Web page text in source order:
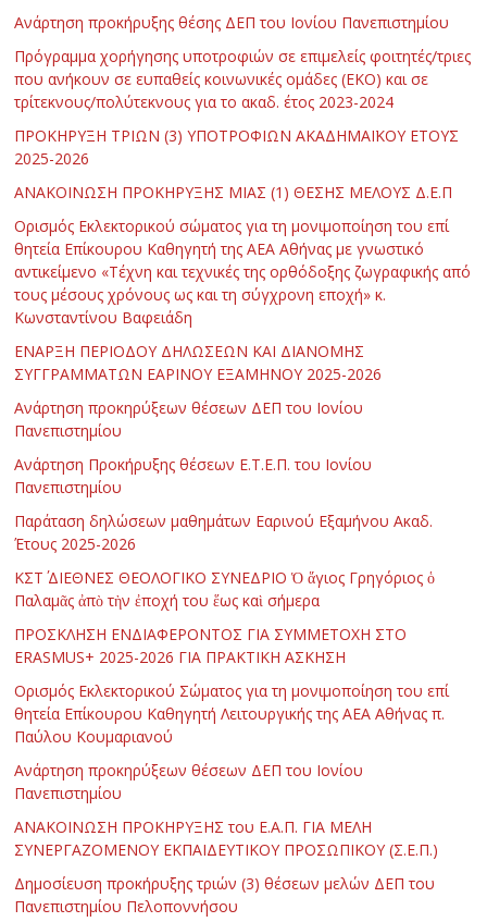
Ανάρτηση προκήρυξης θέσης ΔΕΠ του Ιονίου Πανεπιστημίου
Πρόγραμμα χορήγησης υποτροφιών σε επιμελείς φοιτητές/τριες
που ανήκουν σε ευπαθείς κοινωνικές ομάδες (ΕΚΟ) και σε
τρίτεκνους/πολύτεκνους για το ακαδ. έτος 2023-2024
ΠΡΟΚΗΡΥΞΗ ΤΡΙΩΝ (3) ΥΠΟΤΡΟΦΙΩΝ ΑΚΑΔΗΜΑΪΚΟΥ ΕΤΟΥΣ
2025-2026
ΑΝΑΚΟΙΝΩΣΗ ΠΡΟΚΗΡΥΞΗΣ ΜΙΑΣ (1) ΘΕΣΗΣ ΜΕΛΟΥΣ Δ.Ε.Π
Ορισμός Εκλεκτορικού σώματος για τη μονιμοποίηση του επί
θητεία Επίκουρου Καθηγητή της ΑΕΑ Αθήνας με γνωστικό
αντικείμενο «Τέχνη και τεχνικές της ορθόδοξης ζωγραφικής από
τους μέσους χρόνους ως και τη σύγχρονη εποχή» κ.
Κωνσταντίνου Βαφειάδη
ΕΝΑΡΞΗ ΠΕΡΙΟΔΟΥ ΔΗΛΩΣΕΩΝ ΚΑΙ ΔΙΑΝΟΜΗΣ
ΣΥΓΓΡΑΜΜΑΤΩΝ ΕΑΡΙΝΟΥ ΕΞΑΜΗΝΟΥ 2025-2026
Ανάρτηση προκηρύξεων θέσεων ΔΕΠ του Ιονίου
Πανεπιστημίου
Ανάρτηση Προκήρυξης θέσεων Ε.Τ.Ε.Π. του Ιονίου
Πανεπιστημίου
Παράταση δηλώσεων μαθημάτων Εαρινού Εξαμήνου Ακαδ.
Έτους 2025-2026
ΚΣΤ΄ ΔΙΕΘΝΕΣ ΘΕΟΛΟΓΙΚΟ ΣΥΝΕΔΡΙΟ Ὁ ἅγιος Γρηγόριος ὁ
Παλαμᾶς ἀπὸ τὴν ἐποχή του ἕως καὶ σήμερα
ΠΡΟΣΚΛΗΣΗ ΕΝΔΙΑΦΕΡΟΝΤΟΣ ΓΙΑ ΣΥΜΜΕΤΟΧΗ ΣΤΟ
ERASMUS+ 2025-2026 ΓΙΑ ΠΡΑΚΤΙΚΗ ΑΣΚΗΣΗ
Ορισμός Εκλεκτορικού Σώματος για τη μονιμοποίηση του επί
θητεία Επίκουρου Καθηγητή Λειτουργικής της ΑΕΑ Αθήνας π.
Παύλου Κουμαριανού
Ανάρτηση προκηρύξεων θέσεων ΔΕΠ του Ιονίου
Πανεπιστημίου
ΑΝΑΚΟΙΝΩΣΗ ΠΡΟΚΗΡΥΞΗΣ του Ε.Α.Π. ΓΙΑ ΜΕΛΗ
ΣΥΝΕΡΓΑΖΟΜΕΝΟΥ ΕΚΠΑΙΔΕΥΤΙΚΟΥ ΠΡΟΣΩΠΙΚΟΥ (Σ.Ε.Π.)
Δημοσίευση προκήρυξης τριών (3) θέσεων μελών ΔΕΠ του
Πανεπιστημίου Πελοποννήσου